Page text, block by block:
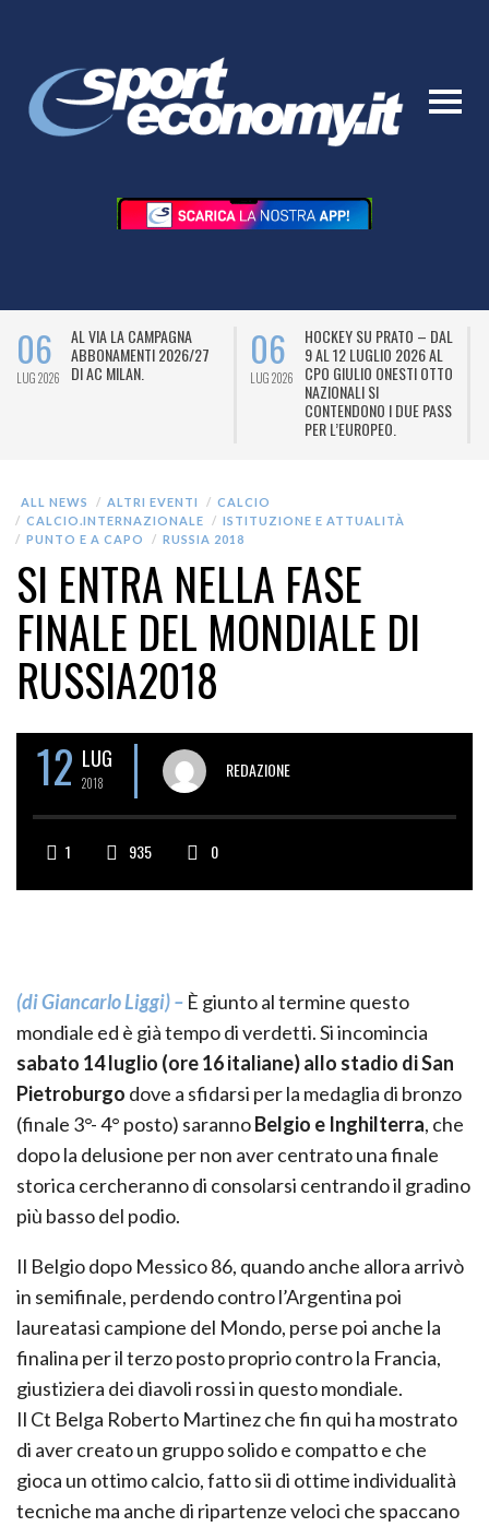
06
LUG 2026
AL VIA LA CAMPAGNA
ABBONAMENTI 2026/27
DI AC MILAN.
06
LUG 2026
HOCKEY SU PRATO – DAL
9 AL 12 LUGLIO 2026 AL
CPO GIULIO ONESTI OTTO
NAZIONALI SI
CONTENDONO I DUE PASS
PER L’EUROPEO.
ALL NEWS ALTRI EVENTI
CALCIO
CALCIO.INTERNAZIONALE
ISTITUZIONE E ATTUALITÀ
PUNTO E A CAPO
RUSSIA 2018
SI ENTRA NELLA FASE
FINALE DEL MONDIALE DI
RUSSIA2018
12 LUG
2018
REDAZIONE
1 935 0
(di Giancarlo Liggi) – È giunto al termine questo
mondiale ed è già tempo di verdetti. Si incomincia
sabato 14 luglio (ore 16 italiane) allo stadio di San
Pietroburgo dove a sfidarsi per la medaglia di bronzo
(finale 3°- 4° posto) sarannoBelgio e Inghilterra, che
dopo la delusione per non aver centrato una finale
storica cercheranno di consolarsi centrando il gradino
più basso del podio.
Il Belgio dopo Messico 86, quando anche allora arrivò
in semifinale, perdendo contro l’Argentina poi
laureatasi campione del Mondo, perse poi anche la
finalina per il terzo posto proprio contro la Francia,
giustiziera dei diavoli rossi in questo mondiale.
Il Ct Belga Roberto Martinez che fin qui ha mostrato
di aver creato un gruppo solido e compatto e che
gioca un ottimo calcio, fatto sii di ottime individualità
tecniche ma anche di ripartenze veloci che spaccano